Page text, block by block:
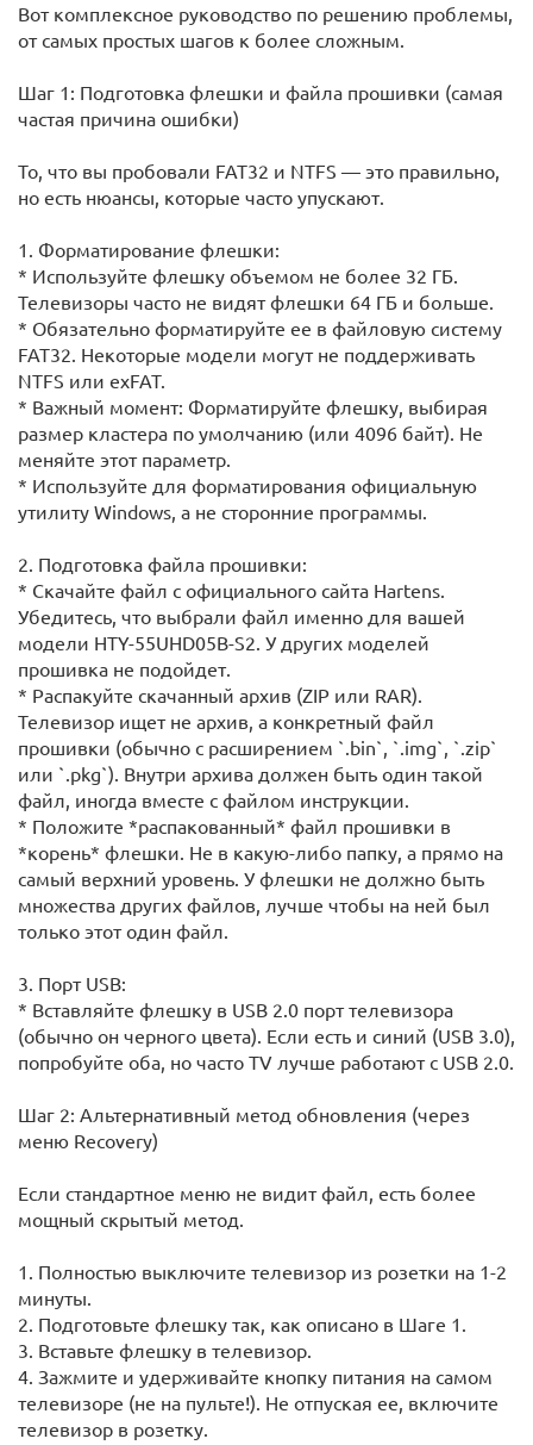
Вот комплексное руководство по решению проблемы,
от самых простых шагов к более сложным.
Шаг 1: Подготовка флешки и файла прошивки (самая
частая причина ошибки)
То, что вы пробовали FAT32 и NTFS — это правильно,
но есть нюансы, которые часто упускают.
1. Форматирование флешки:
* Используйте флешку объемом не более 32 ГБ.
Телевизоры часто не видят флешки 64 ГБ и больше.
* Обязательно форматируйте ее в файловую систему
FAT32. Некоторые модели могут не поддерживать
NTFS или exFAT.
* Важный момент: Форматируйте флешку, выбирая
размер кластера по умолчанию (или 4096 байт). Не
меняйте этот параметр.
* Используйте для форматирования официальную
утилиту Windows, а не сторонние программы.
2. Подготовка файла прошивки:
* Скачайте файл с официального сайта Hartens.
Убедитесь, что выбрали файл именно для вашей
модели HTY-55UHD05B-S2. У других моделей
прошивка не подойдет.
* Распакуйте скачанный архив (ZIP или RAR).
Телевизор ищет не архив, а конкретный файл
прошивки (обычно с расширением `.bin`, `.img`, `.zip`
или `.pkg`). Внутри архива должен быть один такой
файл, иногда вместе с файлом инструкции.
* Положите *распакованный* файл прошивки в
*корень* флешки. Не в какую-либо папку, а прямо на
самый верхний уровень. У флешки не должно быть
множества других файлов, лучше чтобы на ней был
только этот один файл.
3. Порт USB:
* Вставляйте флешку в USB 2.0 порт телевизора
(обычно он черного цвета). Если есть и синий (USB 3.0),
попробуйте оба, но часто TV лучше работают с USB 2.0.
Шаг 2: Альтернативный метод обновления (через
меню Recovery)
Если стандартное меню не видит файл, есть более
мощный скрытый метод.
1. Полностью выключите телевизор из розетки на 1-2
минуты.
2. Подготовьте флешку так, как описано в Шаге 1.
3. Вставьте флешку в телевизор.
4. Зажмите и удерживайте кнопку питания на самом
телевизоре (не на пульте!). Не отпуская ее, включите
телевизор в розетку.